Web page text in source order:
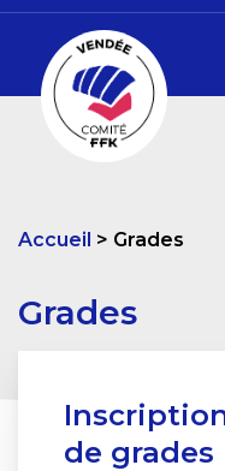
Accueil Grades
Grades
de grades